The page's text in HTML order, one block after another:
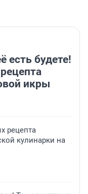
есть будете!
икры
рецепта
кулинарки на